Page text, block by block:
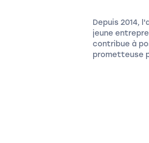
Depuis 2014,
jeune
contribue à
prometteuse